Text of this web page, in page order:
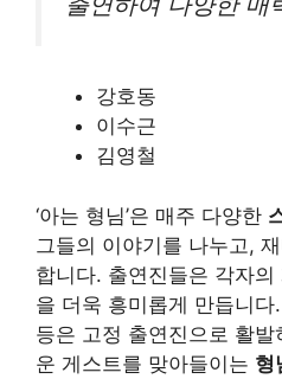
강호동
이수근
김영철
‘아는 형님’은 매주 다양한
그들의 이야기를 나누고,
합니다. 출연진들은 각자
을 더욱 흥미롭게 만듭니
등은 고정 출연진으로 활
운 게스트를 맞아들이는 형